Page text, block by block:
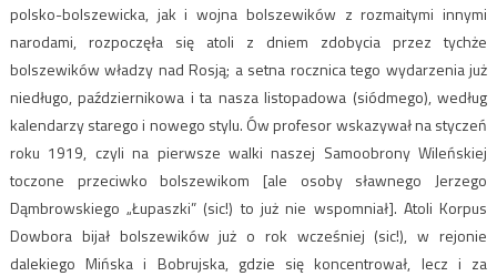
polsko-bolszewicka, jak i wojna bolszewików z rozmaitymi innymi
narodami, rozpoczęła się atoli z dniem zdobycia przez tychże
bolszewików władzy nad Rosją; a setna rocznica tego wydarzenia już
niedługo, październikowa i ta nasza listopadowa (siódmego), według
kalendarzy starego i nowego stylu. Ów profesor wskazywał na styczeń
roku 1919, czyli na pierwsze walki naszej Samoobrony Wileńskiej
toczone przeciwko bolszewikom [ale osoby sławnego Jerzego
Dąmbrowskiego „Łupaszki” (sic!) to już nie wspomniał]. Atoli Korpus
Dowbora bijał bolszewików już o rok wcześniej (sic!), w rejonie
dalekiego Mińska i Bobrujska, gdzie się koncentrował, lecz i za